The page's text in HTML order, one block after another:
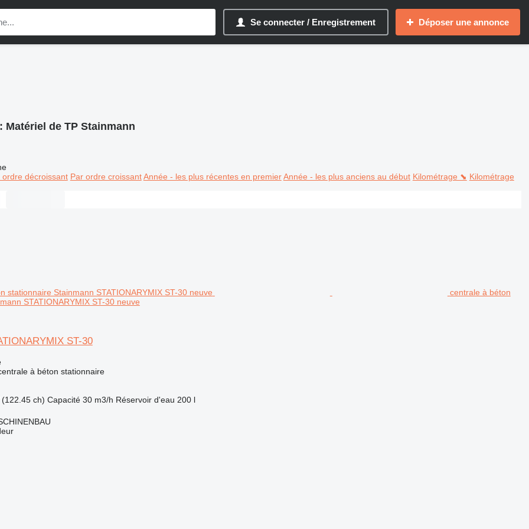
Se connecter / Enregistrement Déposer une annonce
Matériel de TP Stainmann
ordre décroissant Par ordre croissant Année - les plus récentes en premier Année - les plus anciens au début Kilométrage ⬊ Kilométrage
centrale à béton
STATIONARYMIX ST-30 neuve
ST-30
à béton stationnaire
ch) Capacité 30 m3/h Réservoir d'eau 200 l